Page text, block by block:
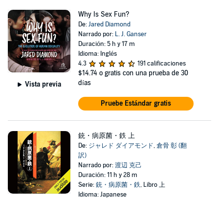
Vista previa
Why Is Sex Fun?
De:Jared Diamond
Narrado por: L. J. Ganser
Duración: 5 h y 17 m
Idioma: Inglés
4.3
191 calificaciones
$14.74 o gratis con una prueba de 30
días
Pruebe Estándar gratis
銃・病原菌・鉄 上
De: ジャレド ダイアモンド,倉骨 彰 (翻
訳)
Narrado por:渡辺 克己
Duración: 11 h y 28 m
Serie:銃・病原菌・鉄, Libro 上
Idioma: Japanese